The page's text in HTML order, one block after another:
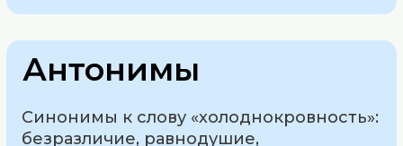
Антонимы
Синонимы к слову «холоднокровность»:
безразличие, равнодушие,